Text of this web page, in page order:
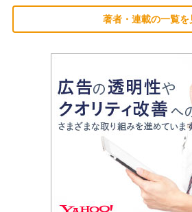
著者・連載の一覧を